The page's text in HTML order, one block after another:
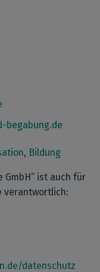
begabung.de
, Bildung
GmbH“ ist auch für
verantwortlich:
datenschutz